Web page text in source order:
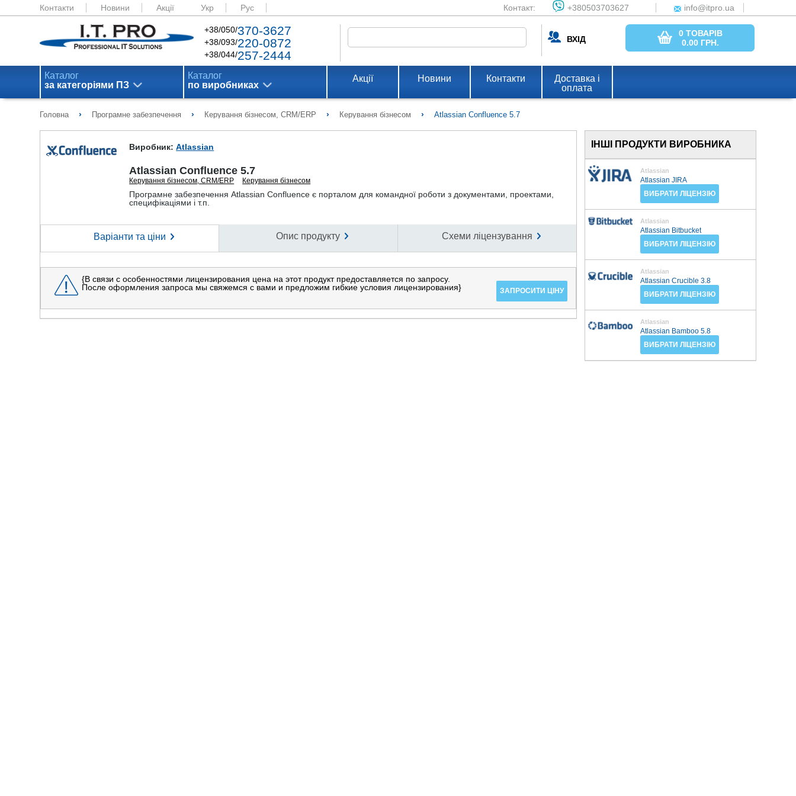
Контакти Новини Акції Укр Рус Контакт: +380503703627 info@itpro.ua
+38/050/370-3627
+38/093/220-0872
+38/044/257-2444
ВХІД
0 ТОВАРІВ
0.00 ГРН.
Каталог
за категоріями ПЗ
Каталог
по виробниках
Акції Новини Контакти
Доставка і
оплата
Головна › Програмне забезпечення › Керування бізнесом, CRM/ERP › Керування бізнесом › Atlassian Confluence 5.7
Виробник:Atlassian
Atlassian Confluence 5.7
Керування бізнесом, CRM/ERP Керування бізнесом
Програмне забезпечення Atlassian Сonfluence є порталом для командної роботи з документами, проектами,
специфікаціями і т.п.
Варіанти та ціни Опис продукту Схеми ліцензування
{В связи с особенностями лицензирования цена на этот продукт предоставляется по запросу.
После оформления запроса мы свяжемся с вами и предложим гибкие условия лицензирования}
ЗАПРОСИТИ ЦІНУ
ІНШІ ПРОДУКТИ ВИРОБНИКА
Atlassian
Atlassian JIRA
ВИБРАТИ ЛІЦЕНЗІЮ
Atlassian
Atlassian Bitbucket
ВИБРАТИ ЛІЦЕНЗІЮ
Atlassian
Atlassian Crucible 3.8
ВИБРАТИ ЛІЦЕНЗІЮ
Atlassian
Atlassian Bamboo 5.8
ВИБРАТИ ЛІЦЕНЗІЮ